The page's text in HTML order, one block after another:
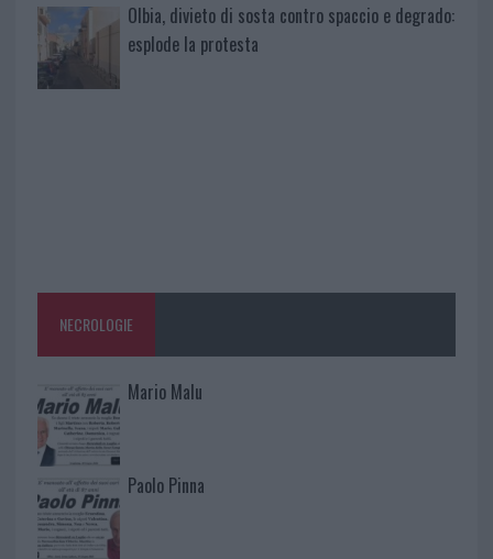
Olbia, divieto di sosta contro spaccio e degrado:
esplode la protesta
NECROLOGIE
Mario Malu
Paolo Pinna